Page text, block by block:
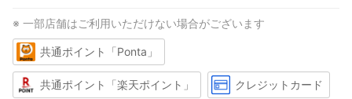
※ 一部店舗はご利用いただけない場合がございます
共通ポイント「Ponta」
共通ポイント「楽天ポイント」 クレジットカード